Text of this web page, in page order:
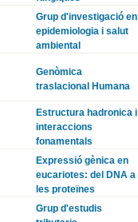
Grup d'investigació en
epidemiologia i salut
ambiental
Genòmica
traslacional Humana
Estructura hadronica i
interaccions
fonamentals
Expressió gènica en
eucariotes: del DNA a
les proteïnes
Grup d'estudis